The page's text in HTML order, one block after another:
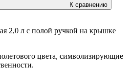
К сравнению
2,0 л с полой ручкой на крышке
цвета, символизирующие